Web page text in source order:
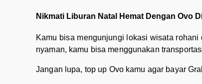
Nikmati Liburan Natal Hemat Dengan Ovo
Kamu bisa mengunjungi lokasi wisata
nyaman, kamu bisa menggunakan
Jangan lupa, top up Ovo kamu agar bayar